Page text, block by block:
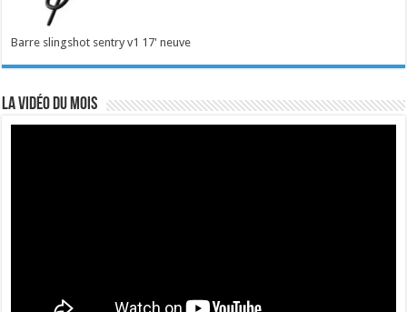
Barre slingshot sentry v1 17' neuve
La vidéo du mois